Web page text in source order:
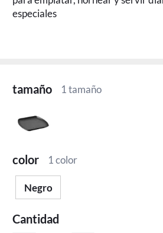
especiales
tamaño 1 tamaño
color 1 color
Negro
Cantidad